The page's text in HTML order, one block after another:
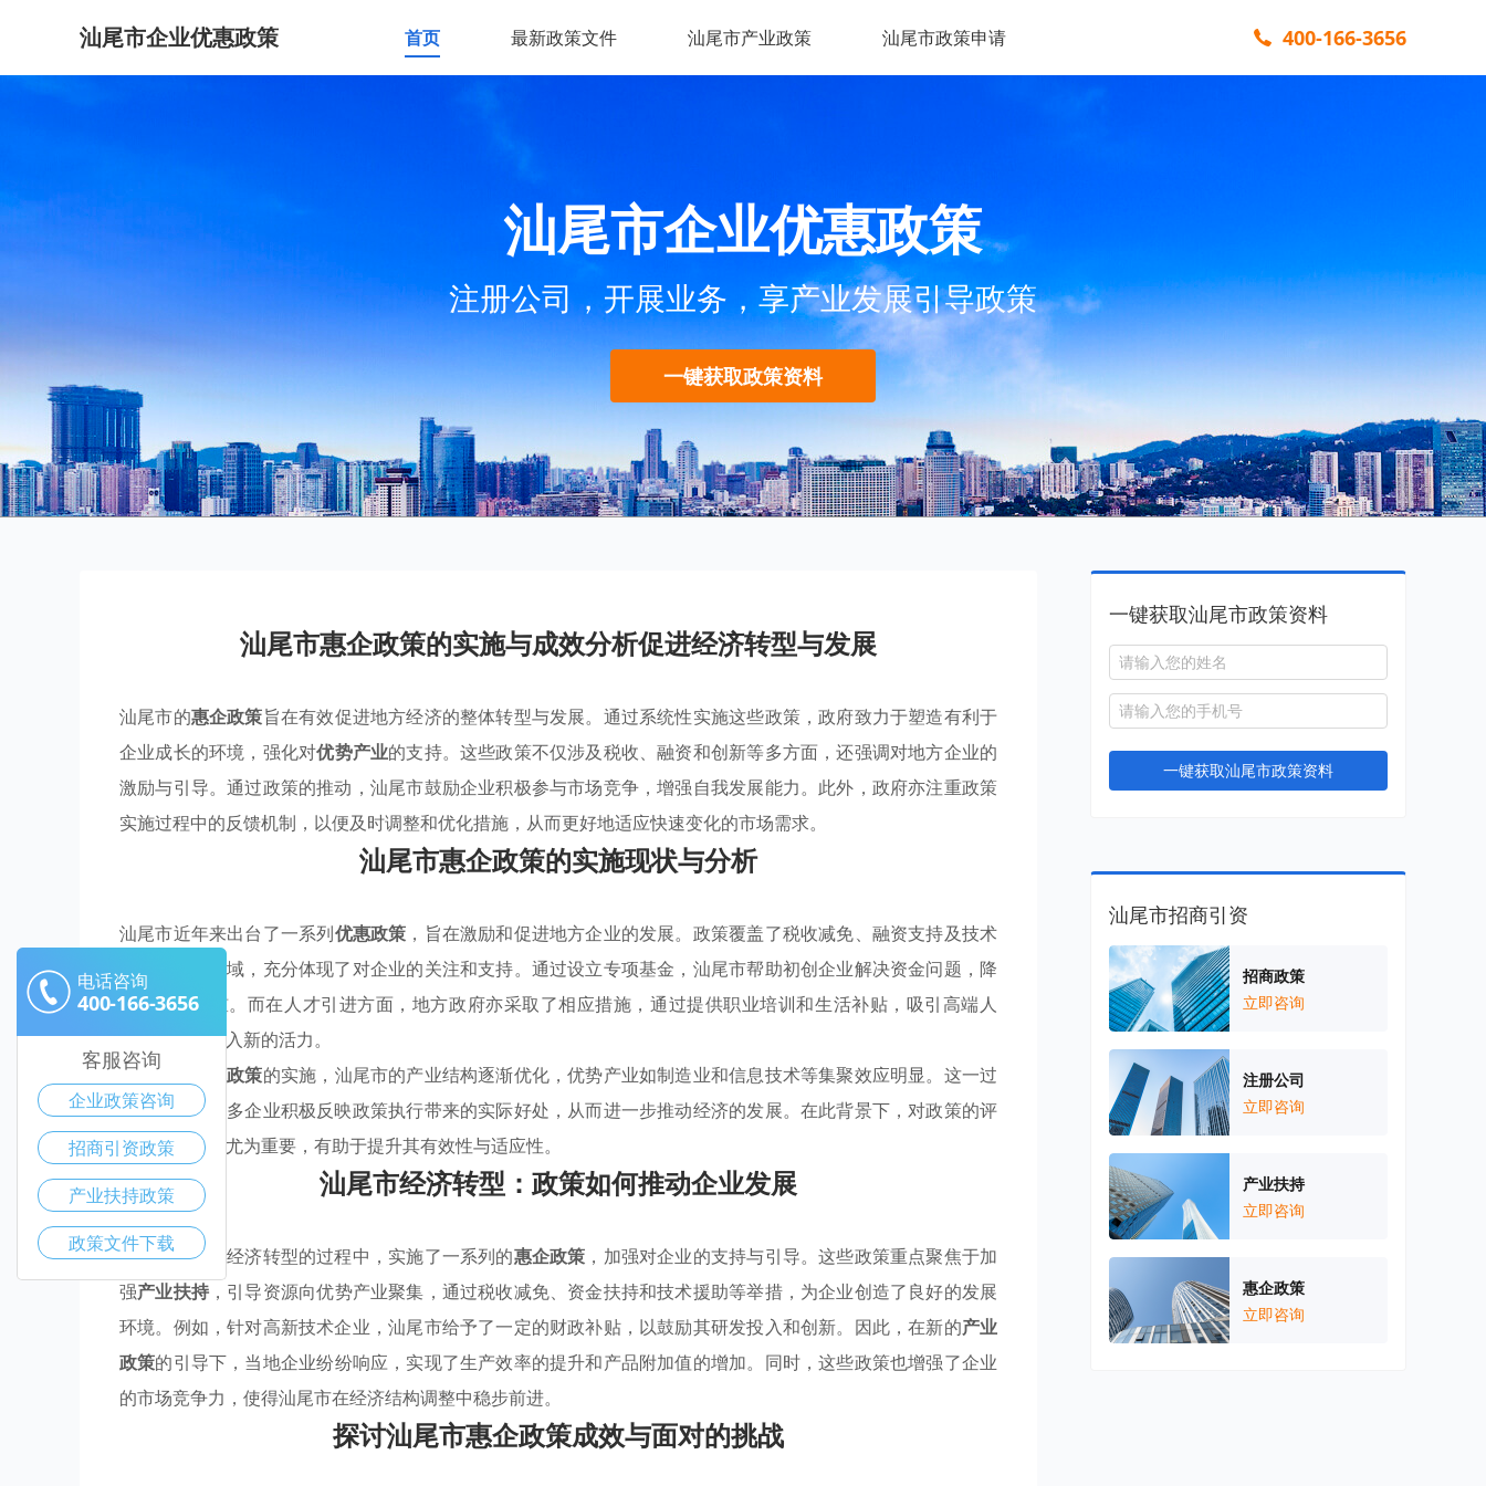
汕尾市企业优惠政策 首页 最新政策文件 汕尾市产业政策 汕尾市政策申请 400-166-3656
汕尾市企业优惠政策
注册公司，开展业务，享产业发展引导政策
一键获取政策资料
汕尾市惠企政策的实施与成效分析促进经济转型与发展
汕尾市的惠企政策旨在有效促进地方经济的整体转型与发展。通过系统性实施这些政策，政府致力于塑造有利于
企业成长的环境，强化对优势产业的支持。这些政策不仅涉及税收、融资和创新等多方面，还强调对地方企业的
激励与引导。通过政策的推动，汕尾市鼓励企业积极参与市场竞争，增强自我发展能力。此外，政府亦注重政策
实施过程中的反馈机制，以便及时调整和优化措施，从而更好地适应快速变化的市场需求。
汕尾市惠企政策的实施现状与分析
汕尾市近年来出台了一系列优惠政策 ，旨在激励和促进地方企业的发展。政策覆盖了税收减免、融资支持及技术
创新等多个领域，充分体现了对企业的关注和支持。通过设立专项基金，汕尾市帮助初创企业解决资金问题，降
低了创业门槛。而在人才引进方面，地方政府亦采取了相应措施，通过提供职业培训和生活补贴，吸引高端人
才，为企业注入新的活力。
通过这些
优惠政策的实施，汕尾市的产业结构逐渐优化，优势产业如制造业和信息技术等集聚效应明显。这一过
程中，也有许多企业积极反映政策执行带来的实际好处，从而进一步推动经济的发展。在此背景下，对政策的评
估及优化显得尤为重要，有助于提升其有效性与适应性。
汕尾市经济转型：政策如何推动企业发展
汕尾市在推动经济转型的过程中，实施了一系列的惠企政策 ，加强对企业的支持与引导。这些政策重点聚焦于加
强产业扶持 ，引导资源向优势产业聚集，通过税收减免、资金扶持和技术援助等举措，为企业创造了良好的发展
环境。例如，针对高新技术企业，汕尾市给予了一定的财政补贴，以鼓励其研发投入和创新。因此，在新的产业
政策的引导下，当地企业纷纷响应，实现了生产效率的提升和产品附加值的增加。同时，这些政策也增强了企业
的市场竞争力，使得汕尾市在经济结构调整中稳步前进。
探讨汕尾市惠企政策成效与面对的挑战
一键获取汕尾市政策资料
一键获取汕尾市政策资料
汕尾市招商引资
招商政策
立即咨询
注册公司
立即咨询
产业扶持
立即咨询
惠企政策
立即咨询
电话咨询
400-166-3656
客服咨询
企业政策咨询
招商引资政策
产业扶持政策
政策文件下载